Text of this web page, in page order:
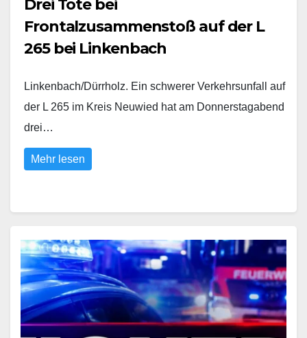
Drei Tote bei
Frontalzusammenstoß auf der L
265 bei Linkenbach
Linkenbach/Dürrholz. Ein schwerer Verkehrsunfall auf
der L 265 im Kreis Neuwied hat am Donnerstagabend
drei…
Mehr lesen